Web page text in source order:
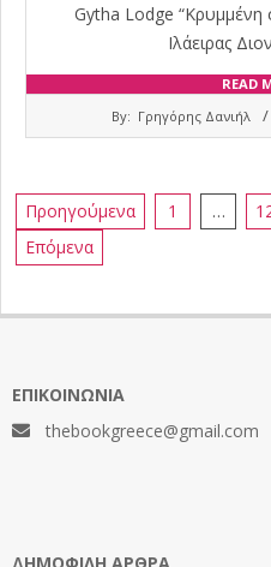
Gytha Lodge
Ιλάειρας
READ
By: Γρηγόρης Δανιήλ
Σελιδοποίηση
άρθρων
Προηγούμενα 1 …
Επόμενα
ΕΠΙΚΟΙΝΩΝΊΑ
thebookgreece@gmail.com
ΔΗΜΟΦΙΛΉ ΆΡΘΡΑ